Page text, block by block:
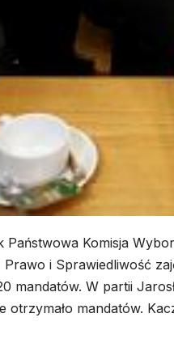
Państwowa Komisja
Prawo i Sprawiedliwość
mandatów. W partii
otrzymało mandatów.